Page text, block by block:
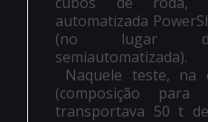
automatizada
(no lugar da
semiautomatizada).
Naquele teste, na
(composição
transportava 50 t